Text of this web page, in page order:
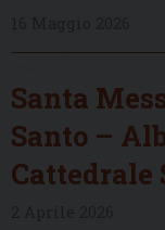
Santa
Santo –
Cattedrale